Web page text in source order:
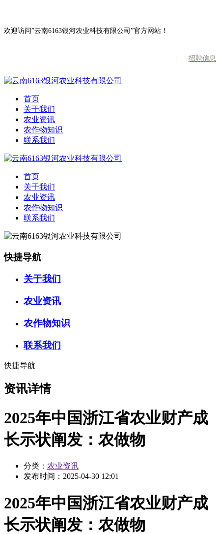
欢迎访问”云南6163银河农业科技有限公司”官方网站！
招聘信息
首页
关于我们
农业资讯
农作物知识
联系我们
首页
关于我们
农业资讯
农作物知识
联系我们
快捷导航
关于我们
农业资讯
农作物知识
联系我们
快捷导航
资讯详情
2025年中国浙江省农业财产成
长示状阐发：农做物
分类： 农业资讯
发布时间： 2025-04-30 12:01
2025年中国浙江省农业财产成
长示状阐发：农做物